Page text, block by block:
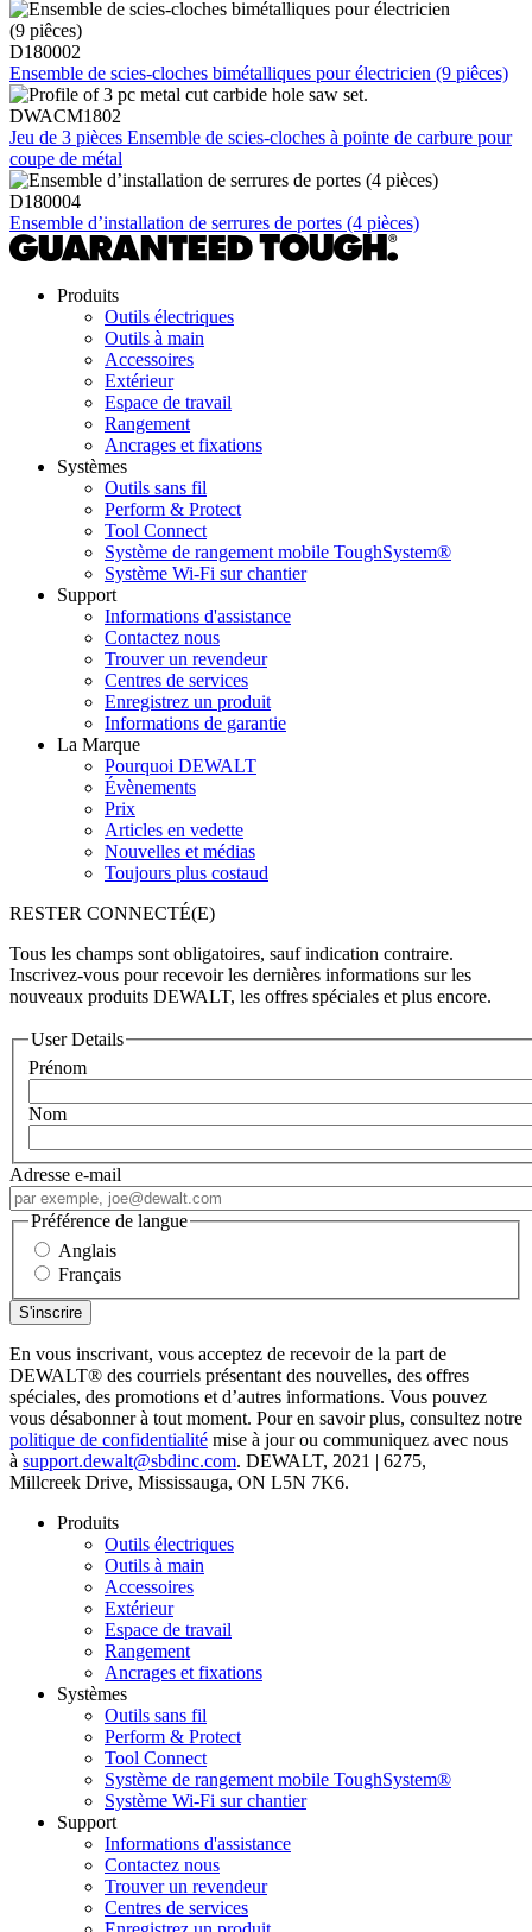
D180002
Ensemble de scies-cloches bimétalliques pour électricien (9 piêces)
DWACM1802
Jeu de 3 pièces Ensemble de scies-cloches à pointe de carbure pour
coupe de métal
D180004
Ensemble d’installation de serrures de portes (4 pièces)
Produits
Outils électriques
Outils à main
Accessoires
Extérieur
Espace de travail
Rangement
Ancrages et fixations
Systèmes
Outils sans fil
Perform & Protect
Tool Connect
Système de rangement mobile ToughSystem®
Système Wi-Fi sur chantier
Support
Informations d'assistance
Contactez nous
Trouver un revendeur
Centres de services
Enregistrez un produit
Informations de garantie
La Marque
Pourquoi DEWALT
Évènements
Prix
Articles en vedette
Nouvelles et médias
Toujours plus costaud
RESTER CONNECTÉ(E)
Tous les champs sont obligatoires, sauf indication contraire.
Inscrivez-vous pour recevoir les dernières informations sur les
nouveaux produits DEWALT, les offres spéciales et plus encore.
User Details
Prénom
Nom
Adresse e-mail
Préférence de langue
Anglais
Français
En vous inscrivant, vous acceptez de recevoir de la part de
DEWALT® des courriels présentant des nouvelles, des offres
spéciales, des promotions et d’autres informations. Vous pouvez
vous désabonner à tout moment. Pour en savoir plus, consultez notre
politique de confidentialité mise à jour ou communiquez avec nous
à support.dewalt@sbdinc.com. DEWALT, 2021 | 6275,
Millcreek Drive, Mississauga, ON L5N 7K6.
Produits
Outils électriques
Outils à main
Accessoires
Extérieur
Espace de travail
Rangement
Ancrages et fixations
Systèmes
Outils sans fil
Perform & Protect
Tool Connect
Système de rangement mobile ToughSystem®
Système Wi-Fi sur chantier
Support
Informations d'assistance
Contactez nous
Trouver un revendeur
Centres de services